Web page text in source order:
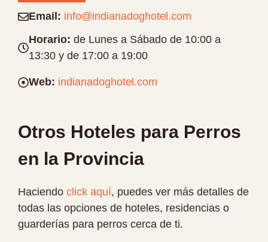
Email: info@indianadoghotel.com
Horario: de Lunes a Sábado de 10:00 a
13:30 y de 17:00 a 19:00
Web: indianadoghotel.com
Otros Hoteles para Perros
en la Provincia
Haciendo click aquí, puedes ver más detalles de
todas las opciones de hoteles, residencias o
guarderías para perros cerca de ti.